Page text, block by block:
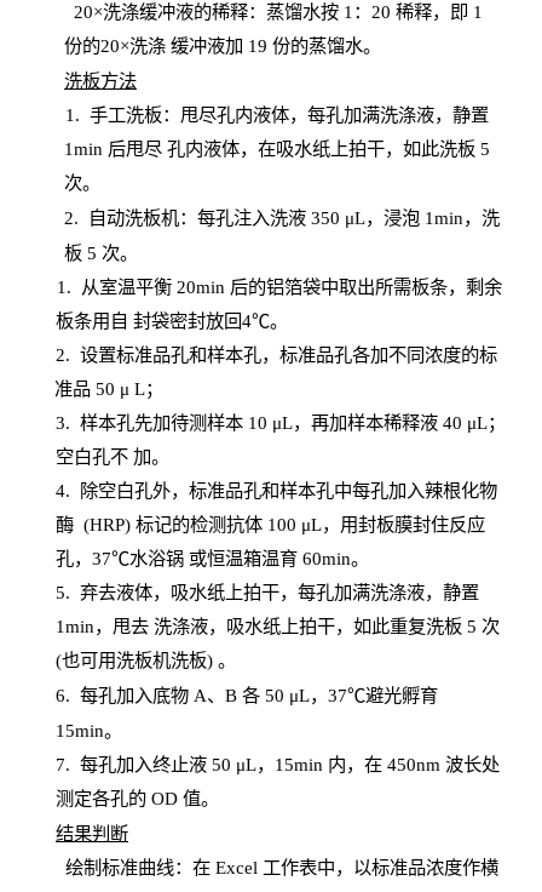
20×洗涤缓冲液的稀释：蒸馏水按 1：20 稀释，即 1
份的20×洗涤 缓冲液加 19 份的蒸馏水。
洗板方法
1. 手工洗板：甩尽孔内液体，每孔加满洗涤液，静置
1min 后甩尽 孔内液体，在吸水纸上拍干，如此洗板 5
次。
2.
自动洗板机：每孔注入洗液 350 μL，浸泡 1min，洗
板 5 次。
1 . 从室温平衡 20min 后的铝箔袋中取出所需板条，剩余
板条用自 封袋密封放回4℃。
2. 设置标准品孔和样本孔，标准品孔各加不同浓度的标
准品 50 μ L；
3. 样本孔先加待测样本 10 μL，再加样本稀释液 40 μL；
空白孔不 加。
4.
除空白孔外，标准品孔和样本孔中每孔加入辣根化物
酶 (HRP) 标记的检测抗体 100 μL，用封板膜封住反应
孔， 37℃水浴锅 或恒温箱温育60min。
5. 弃去液体，吸水纸上拍干，每孔加满洗涤液，静置
1min，甩去 洗涤液，吸水纸上拍干，如此重复洗板 5 次
(也可用洗板机洗板) 。
6. 每孔加入底物A、B 各 50 μL，37℃避光孵育
15min。
7. 每孔加入终止液 50 μL， 15min 内，在450nm 波长处
测定各孔的 OD 值。
结果判断
绘制标准曲线：在 Excel 工作表中，以标准品浓度作横